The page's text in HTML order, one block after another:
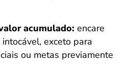
acumulado: encare
exceto para
ou metas previamente